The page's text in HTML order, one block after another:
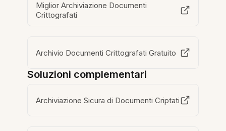
Miglior Archiviazione Documenti
Crittografati
Archivio Documenti Crittografati Gratuito
Soluzioni complementari
Archiviazione Sicura di Documenti Criptati